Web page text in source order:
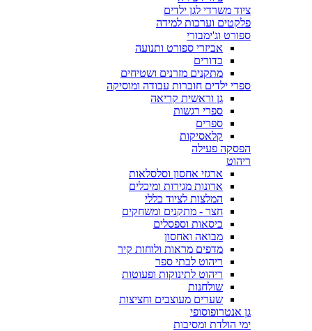
ציוד משרדי לגן ילדים
פלקטים וערכות למידה
ספורט וג'ימבורי
אביזרי ספורט ותנועה
כדורים
מתקנים מזרנים ושטיחים
ספרי ילדים חוברות עבודה ומוסיקה
גן וראשית קריאה
ספרי רגשות
ספרים
קלאסיקות
הפסקה פעילה
ריהוט
ארגזי אחסון וסלסלאות
ארונות מגירות ומיכלים
המלצות לציוד כללי
חצר - מתקנים ומשחקים
כיסאות וספסלים
מבואה ואחסון
מדפים מראות ולוחות קיר
ריהוט לבתי ספר
ריהוט לתינוקות ופעוטות
שולחנות
שערים מעוצבים וחציצות
גן אנטרופוסופי
ימי הולדת ומסיבות